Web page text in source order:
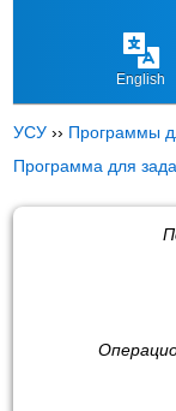
English
УСУ ›› Программы
Программа для